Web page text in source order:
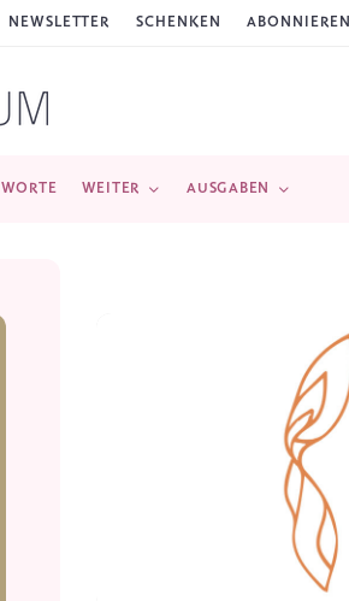
NEWSLETTER SCHENKEN ABONNIEREN
WORTE WEITER AUSGABEN